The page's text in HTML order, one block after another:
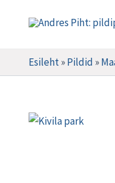
Esileht»Pildid »